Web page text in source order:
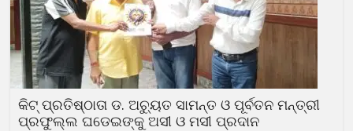
କିଟ୍ ପ୍ରତିଷ୍ଠାତା ଡ. ଅଚ୍ୟୁତ ସାମନ୍ତ ଓ ପୂର୍ବତନ ମନ୍ତ୍ରୀ
ପ୍ରଫୁଲ୍ଲ ଘଡେଇଙ୍କୁ ଅସୀ ଓ ମସୀ ପ୍ରଦାନ